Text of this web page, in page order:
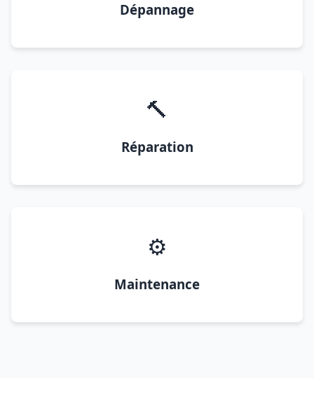
Dépannage
🔨
Réparation
⚙️
Maintenance